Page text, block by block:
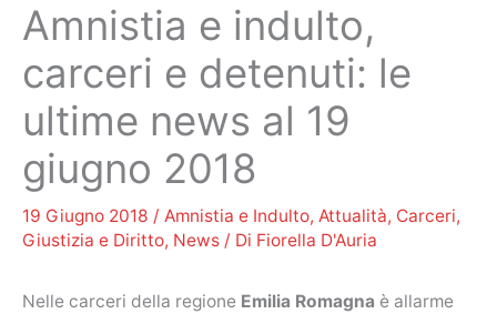
Amnistia e indulto,
carceri e detenuti: le
ultime news al 19
giugno 2018
19 Giugno 2018 / Amnistia e Indulto, Attualità, Carceri,
Giustizia e Diritto, News / Di Fiorella D'Auria
Nelle carceri della regione Emilia Romagna è allarme